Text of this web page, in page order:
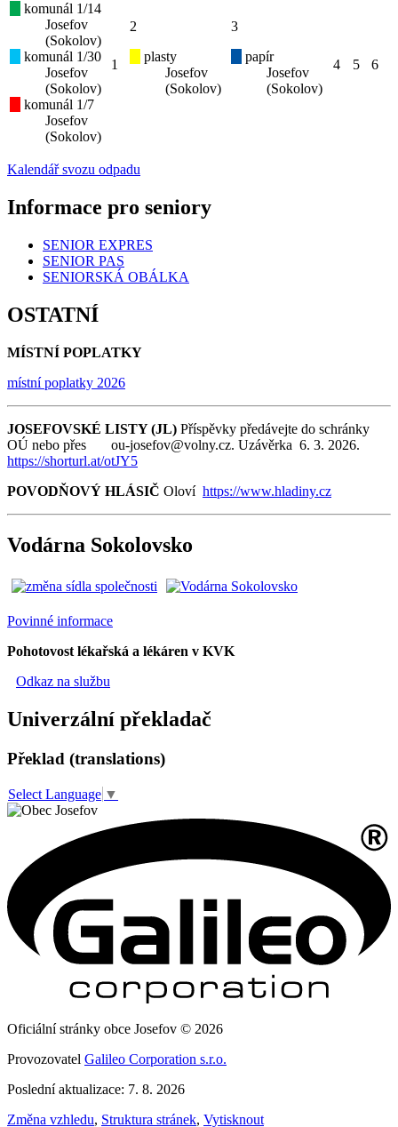
komunál 1/14
Josefov
(Sokolov)
komunál 1/30
Josefov
(Sokolov)
komunál 1/7
Josefov
(Sokolov)
1
2
plasty
Josefov
(Sokolov)
3
papír
Josefov
(Sokolov)
4 5 6
Kalendář svozu odpadu
Informace pro seniory
SENIOR EXPRES
SENIOR PAS
SENIORSKÁ OBÁLKA
OSTATNÍ
MÍSTNÍ POPLATKY
místní poplatky 2026
JOSEFOVSKÉ LISTY (JL) Příspěvky předávejte do schránky
OÚ nebo přes ou-josefov@volny.cz. Uzávěrka 6. 3. 2026.
https://shorturl.at/otJY5
POVODŇOVÝ HLÁSIČ Oloví https://www.hladiny.cz
Vodárna Sokolovsko
Povinné informace
Pohotovost lékařská a lékáren v KVK
Odkaz na službu
Univerzální překladač
Překlad (translations)
Select Language ▼
Oficiální stránky obce Josefov © 2026
Provozovatel Galileo Corporation s.r.o.
Poslední aktualizace: 7. 8. 2026
Změna vzhledu, Struktura stránek, Vytisknout